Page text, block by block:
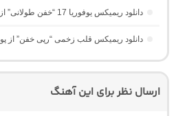
دانلود ریمیکس یوفوریا 17 “خفن طولانی” از لیروی بیتز
دانلود ریمیکس قلب زخمی “رپی خفن” از
ارسال نظر برای این آهنگ